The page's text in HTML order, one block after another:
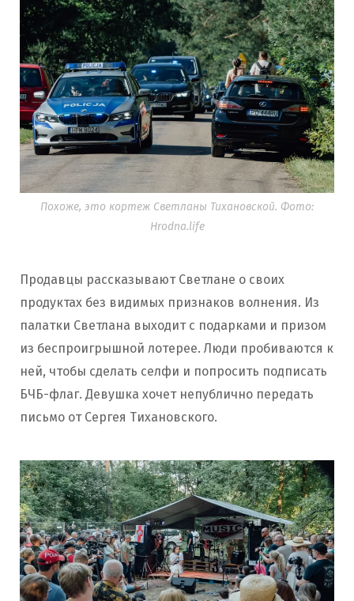
Похоже, это кортеж Светланы Тихановской. Фото:
Hrodna.life
Продавцы рассказывают Светлане о своих
продуктах без видимых признаков волнения. Из
палатки Светлана выходит с подарками и призом
из беспроигрышной лотерее. Люди пробиваются к
ней, чтобы сделать селфи и попросить подписать
БЧБ-флаг. Девушка хочет непублично передать
письмо от Сергея Тихановского.